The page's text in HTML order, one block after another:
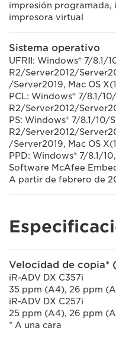
impresión programada,
impresora virtual
Sistema operativo
UFRII: Windows® 7/
R2/Server2012/
/Server2019, Mac OS
PCL: Windows® 7/8.1/
R2/Server2012/
PS: Windows® 7/8.1/
R2/Server2012/
/Server2019, Mac OS
PPD: Windows® 7/8.1/
Software McAfee
A partir de febrero de
Velocidad de copia*
iR-ADV DX C357i
35 ppm (A4), 26 ppm
iR-ADV DX C257i
25 ppm (A4), 26 ppm
* A una cara